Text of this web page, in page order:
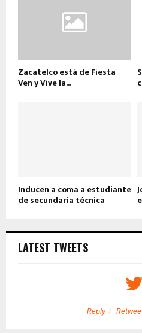
Zacatelco está de Fiesta
Ven y Vive la...
Inducen a coma a estudiante
de secundaria técnica
LATEST TWEETS
Reply